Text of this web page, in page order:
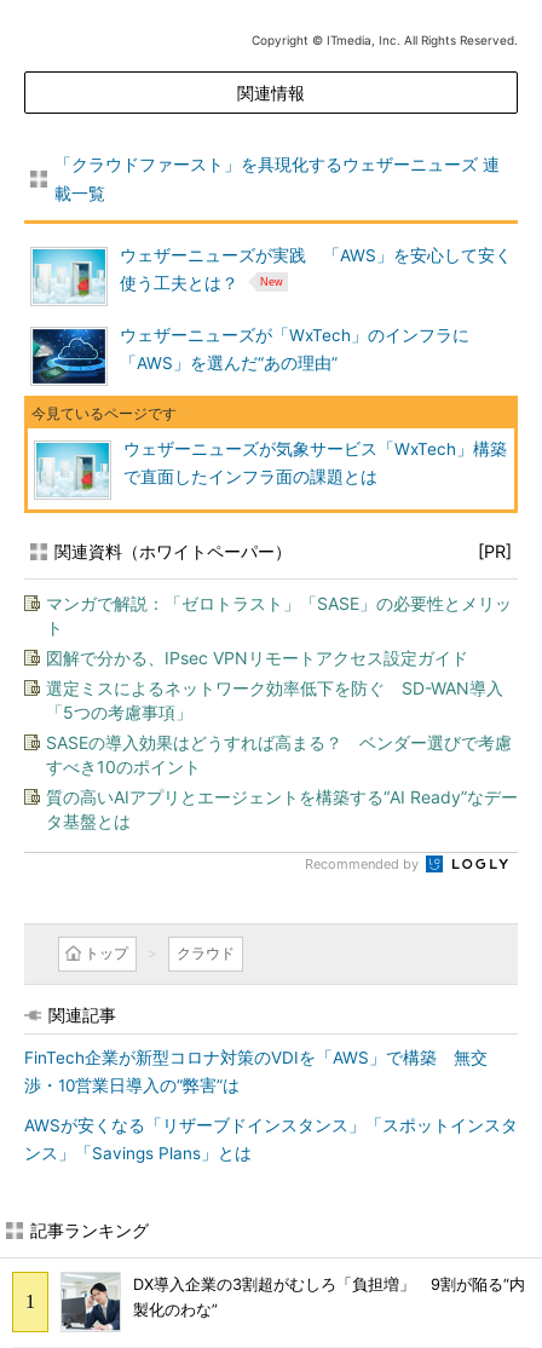
Copyright © ITmedia, Inc. All Rights Reserved.
関連情報
「クラウドファースト」を具現化するウェザーニューズ 連
載一覧
ウェザーニューズが実践 「AWS」を安心して安く
使う工夫とは？
ウェザーニューズが「WxTech」のインフラに
「AWS」を選んだ“あの理由”
ウェザーニューズが気象サービス「WxTech」構築
で直面したインフラ面の課題とは
関連資料（ホワイトペーパー） [PR]
マンガで解説：「ゼロトラスト」「SASE」の必要性とメリッ
ト
図解で分かる、IPsec VPNリモートアクセス設定ガイド
選定ミスによるネットワーク効率低下を防ぐ SD-WAN導入
「5つの考慮事項」
SASEの導入効果はどうすれば高まる？ ベンダー選びで考慮
すべき10のポイント
質の高いAIアプリとエージェントを構築する“AI Ready”なデー
タ基盤とは
Recommended by
トップ クラウド
関連記事
FinTech企業が新型コロナ対策のVDIを「AWS」で構築 無交
渉・10営業日導入の“弊害”は
AWSが安くなる「リザーブドインスタンス」「スポットインスタ
ンス」「Savings Plans」とは
記事ランキング
DX導入企業の3割超がむしろ「負担増」 9割が陥る“内
製化のわな”